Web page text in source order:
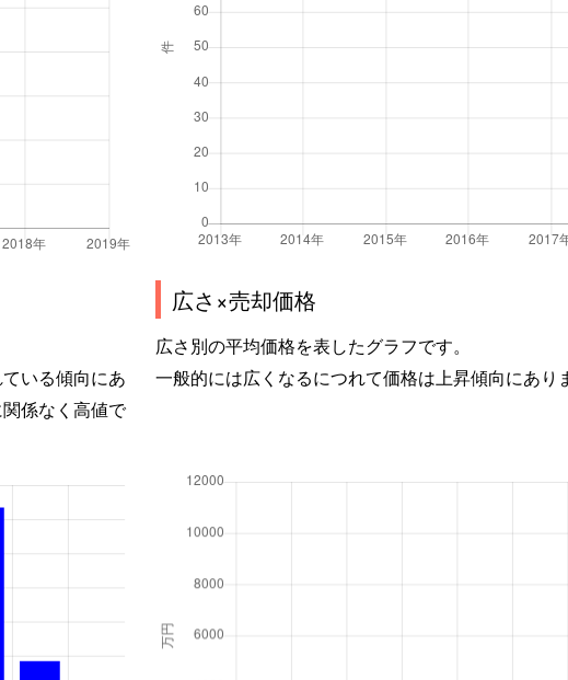
いる傾向にあ
係なく高値で
広さ×売却価格
広さ別の平均価格を表したグラフです。
一般的には広くなるにつれて価格は上昇傾向にあり